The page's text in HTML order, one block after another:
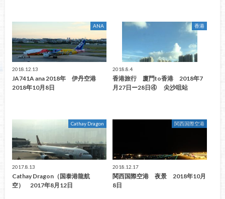
ANA
2018.12.13
JA741A ana 2018年 伊丹空港
2018年10月8日
香港
2018.8.4
香港旅行 廈門to香港 2018年7
月27日ー28日④ 尖沙咀站
Cathay Dragon
2017.8.13
Cathay Dragon（国泰港龍航
空） 2017年8月12日
関西国際空港
2018.12.17
関西国際空港 夜景 2018年10月
8日